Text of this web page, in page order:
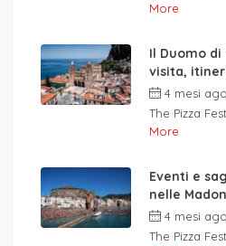
More
Il Duomo
visita,
4 mesi ago
The Pizza
More
Eventi e
nelle
4 mesi ago
The Pizza